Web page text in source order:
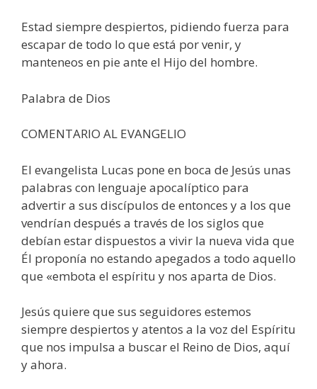
Estad siempre despiertos, pidiendo fuerza para
escapar de todo lo que está por venir, y
manteneos en pie ante el Hijo del hombre.
Palabra de Dios
COMENTARIO AL EVANGELIO
El evangelista Lucas pone en boca de Jesús unas
palabras con lenguaje apocalíptico para
advertir a sus discípulos de entonces y a los que
vendrían después a través de los siglos que
debían estar dispuestos a vivir la nueva vida que
Él proponía no estando apegados a todo aquello
que «embota el espíritu y nos aparta de Dios.
Jesús quiere que sus seguidores estemos
siempre despiertos y atentos a la voz del Espíritu
que nos impulsa a buscar el Reino de Dios, aquí
y ahora.